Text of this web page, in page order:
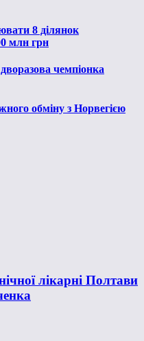
8 ділянок
млн грн
чемпіонка
обміну з Норвегією
лікарні Полтави